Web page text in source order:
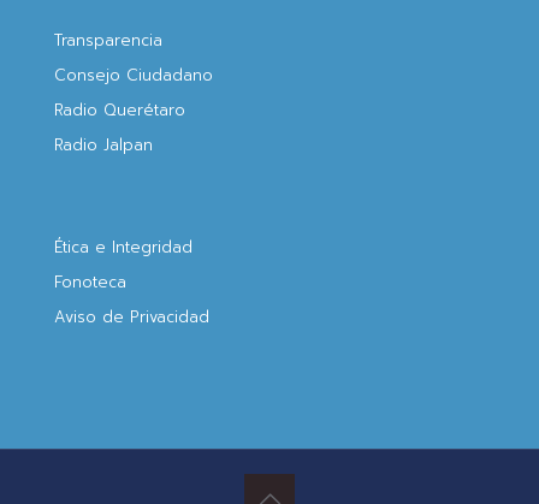
Transparencia
Consejo Ciudadano
Radio Querétaro
Radio Jalpan
Ética e Integridad
Fonoteca
Aviso de Privacidad